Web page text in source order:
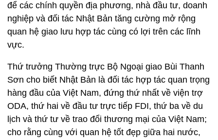
để các chính quyền địa phương, nhà đầu tư, doanh
nghiệp và đối tác Nhật Bản tăng cường mở rộng
quan hệ giao lưu hợp tác cùng có lợi trên các lĩnh
vực.
Thứ trưởng Thường trực Bộ Ngoại giao Bùi Thanh
Sơn cho biết Nhật Bản là đối tác hợp tác quan trọng
hàng đầu của Việt Nam, đứng thứ nhất về viện trợ
ODA, thứ hai về đầu tư trực tiếp FDI, thứ ba về du
lịch và thứ tư về trao đổi thương mại của Việt Nam;
cho rằng cùng với quan hệ tốt đẹp giữa hai nước,